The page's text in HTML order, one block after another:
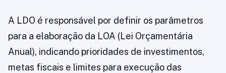
A LDO é responsável por definir os parâmetros
para a elaboração da LOA (Lei Orçamentária
Anual), indicando prioridades de investimentos,
metas fiscais e limites para execução das